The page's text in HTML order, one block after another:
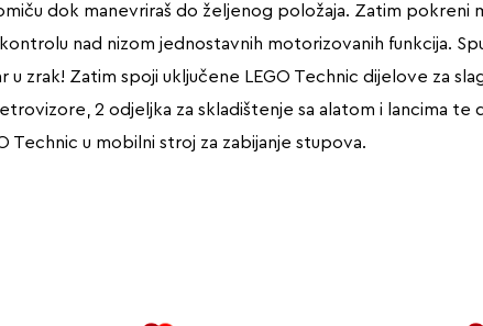
dok manevriraš do željenog položaja. Zatim pokreni
nad nizom jednostavnih motorizovanih funkcija.
zrak! Zatim spoji uključene LEGO Technic dijelove za
2 odjeljka za skladištenje sa alatom i lancima
Technic u mobilni stroj za zabijanje stupova.